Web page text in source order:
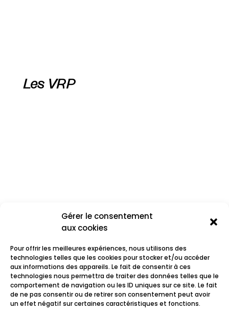
Gérer le consentement
aux cookies
Pour offrir les meilleures expériences, nous utilisons des
technologies telles que les cookies pour stocker et/ou accéder
aux informations des appareils. Le fait de consentir à ces
technologies nous permettra de traiter des données telles que le
comportement de navigation ou les ID uniques sur ce site. Le fait
de ne pas consentir ou de retirer son consentement peut avoir
un effet négatif sur certaines caractéristiques et fonctions.
Les VRP
Les Thugs